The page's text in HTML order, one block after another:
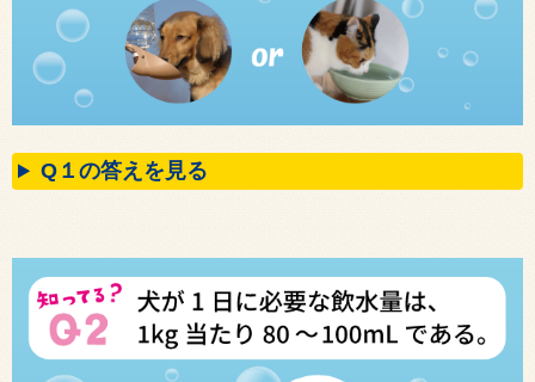
Q１の答えを見る